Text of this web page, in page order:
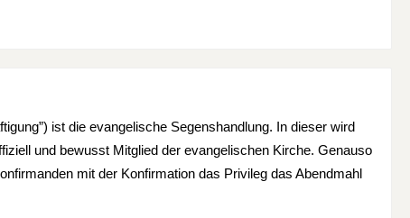
ist die evangelische Segenshandlung. In dieser wird
und bewusst Mitglied der evangelischen Kirche. Genauso
mit der Konfirmation das Privileg das Abendmahl